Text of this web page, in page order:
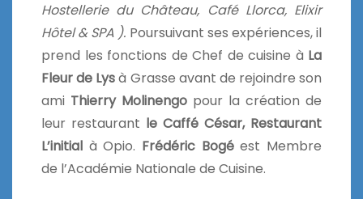
Hostellerie du Château, Café Llorca, Elixir
Hôtel & SPA ). Poursuivant ses expériences, il
prend les fonctions de Chef de cuisine à La
Fleur de Lysà Grasse avant de rejoindre son
ami Thierry Molinengo pour la création de
leur restaurant le Caffé César, Restaurant
L’initial à Opio. Frédéric Bogéest Membre
de l’Académie Nationale de Cuisine.